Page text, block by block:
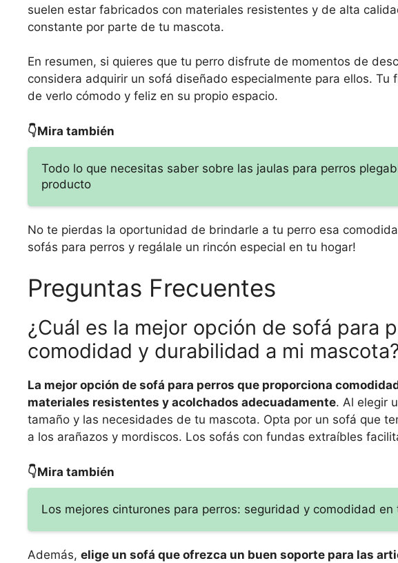
suelen estar fabricados con materiales resistentes y de alta
constante por parte de tu mascota.
En resumen, si quieres que tu perro disfrute de momentos de
considera adquirir un sofá diseñado especialmente para ellos.
de verlo cómodo y feliz en su propio espacio.
👇Mira también
Todo lo que necesitas saber sobre las jaulas para perros
producto
No te pierdas la oportunidad de brindarle a tu perro esa
sofás para perros y regálale un rincón especial en tu hogar!
Preguntas Frecuentes
¿Cuál es la mejor opción de sofá para
comodidad y durabilidad a mi
La mejor opción de sofá para perros que proporciona
materiales resistentes y acolchados adecuadamente. Al elegir
tamaño y las necesidades de tu mascota. Opta por un sofá que
a los arañazos y mordiscos. Los sofás con fundas extraíbles
👇Mira también
Los mejores cinturones para perros: seguridad y comodidad en
Además, elige un sofá que ofrezca un buen soporte para las